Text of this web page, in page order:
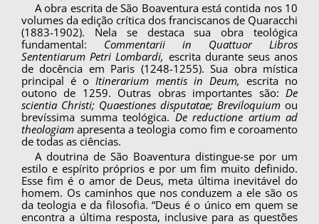
A obra escrita de São Boaventura está contida nos 10
volumes da edição crítica dos franciscanos de Quaracchi
(1883-1902). Nela se destaca sua obra teológica
fundamental: Commentarii in Quattuor Libros
Sententiarum Petri Lombardi, escrita durante seus anos
de docência em Paris (1248-1255). Sua obra mística
principal é o Itinerarium mentis in Deum, escrita no
outono de 1259. Outras obras importantes são: De
scientia Christi; Quaestiones disputatae; Breviloquium ou
brevíssima summa teológica.De reductione artium ad
theologiam apresenta a teologia como fim e coroamento
de todas as ciências.
A doutrina de São Boaventura distingue-se por um
estilo e espírito próprios e por um fim muito definido.
Esse fim é o amor de Deus, meta última inevitável do
homem. Os caminhos que nos con­duzem a ele são os
da teologia e da filosofia. “Deus é o único em quem se
encontra a última resposta, inclusive para as questões